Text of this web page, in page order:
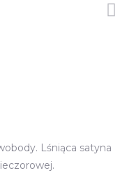
Lśniąca satyna